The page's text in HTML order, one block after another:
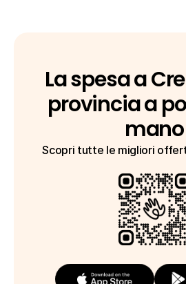
La spesa a
provincia a
mano
Scopri tutte le migliori